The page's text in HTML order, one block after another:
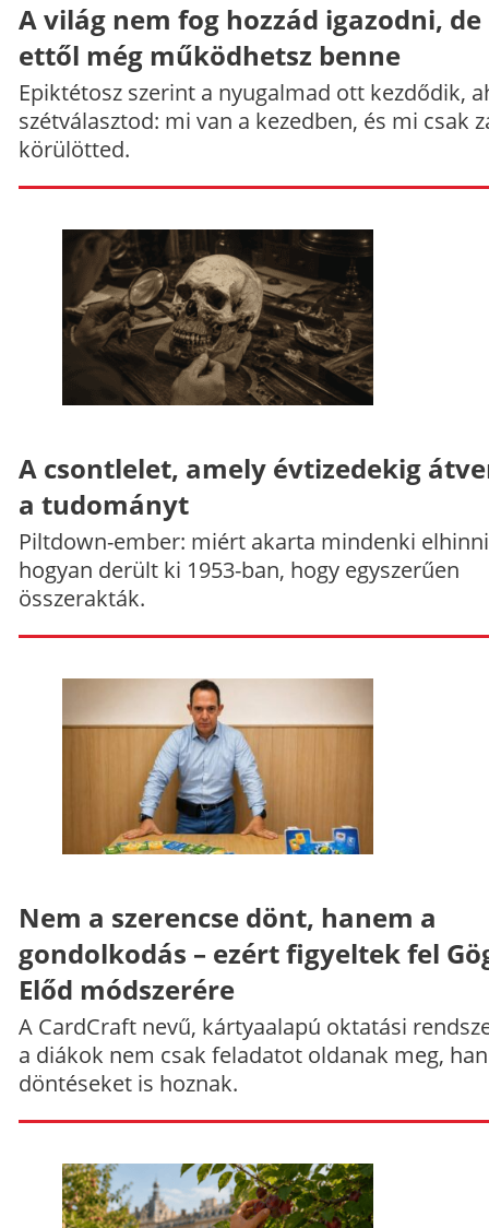
A világ nem fog hozzád igazodni, de
ettől még működhetsz benne
Epiktétosz szerint a nyugalmad ott kezdődik,
szétválasztod: mi van a kezedben, és mi csak
körülötted.
A csontlelet, amely évtizedekig
a tudományt
Piltdown-ember: miért akarta mindenki
hogyan derült ki 1953-ban, hogy egyszerűen
összerakták.
Nem a szerencse dönt, hanem a
gondolkodás – ezért figyeltek fel
Előd módszerére
A CardCraft nevű, kártyaalapú oktatási
a diákok nem csak feladatot oldanak meg,
döntéseket is hoznak.